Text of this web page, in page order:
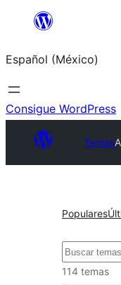
Saltar
contenido
Español (México)
Consigue WordPress
Temas
Populares
Buscar
114 temas